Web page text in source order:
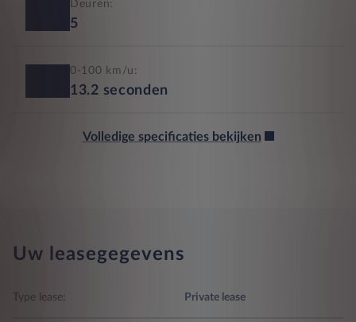
Deuren:
5
0-100 km/u:
13.2 seconden
Volledige specificaties bekijken
Uw leasegegevens
Type lease: Private lease